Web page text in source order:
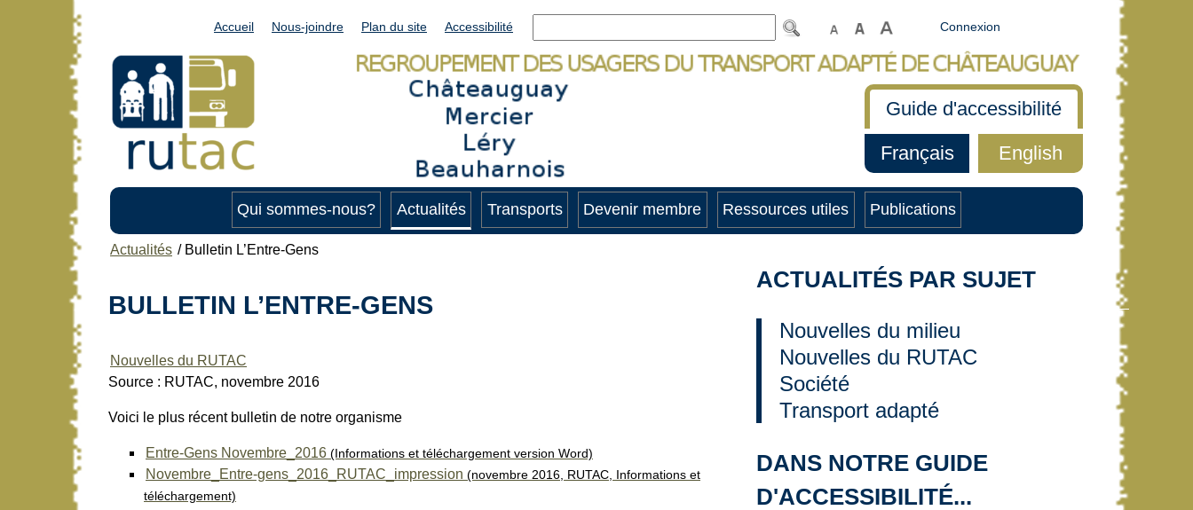
Accueil Nous-joindre Plan du site Accessibilité Connexion
Guide d'accessibilité
Français
English
Qui sommes-nous? Actualités Transports Devenir membre Ressources utiles Publications
Actualités / Bulletin L’Entre-Gens
BULLETIN L’ENTRE-GENS
Nouvelles du RUTAC
Source : RUTAC, novembre 2016
Voici le plus récent bulletin de notre organisme
Entre-Gens Novembre_2016 (Informations et téléchargement version Word)
Novembre_Entre-gens_2016_RUTAC_impression (novembre 2016, RUTAC , Informations et
téléchargement)
ACTUALITÉS PAR SUJET
Nouvelles du milieu
Nouvelles du RUTAC
Société
Transport adapté
DANS NOTRE GUIDE
D'ACCESSIBILITÉ...